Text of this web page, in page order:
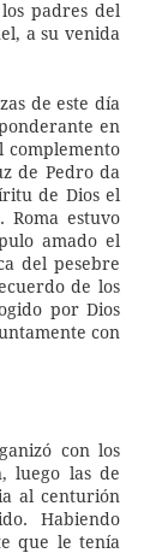
padres del
a su venida
de este día
en
complemento
de Pedro da
de Dios el
Roma estuvo
amado el
del pesebre
de los
por Dios
con
con los
luego las de
al centurión
Habiendo
que le tenía